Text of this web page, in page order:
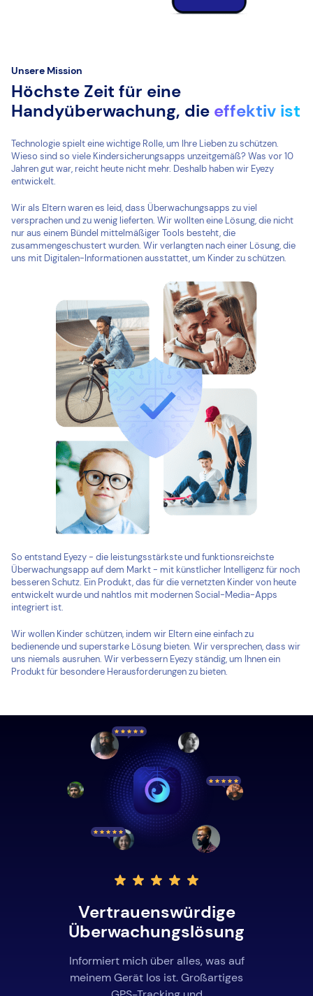
Unsere Mission
Höchste Zeit für eine
Handyüberwachung, die effektiv ist
Technologie spielt eine wichtige Rolle, um Ihre Lieben zu schützen.
Wieso sind so viele Kindersicherungsapps unzeitgemäß? Was vor 10
Jahren gut war, reicht heute nicht mehr. Deshalb haben wir Eyezy
entwickelt.
Wir als Eltern waren es leid, dass Überwachungsapps zu viel
versprachen und zu wenig lieferten. Wir wollten eine Lösung, die nicht
nur aus einem Bündel mittelmäßiger Tools besteht, die
zusammengeschustert wurden. Wir verlangten nach einer Lösung, die
uns mit Digitalen-Informationen ausstattet, um Kinder zu schützen.
So entstand Eyezy - die leistungsstärkste und funktionsreichste
Überwachungsapp auf dem Markt - mit künstlicher Intelligenz für noch
besseren Schutz. Ein Produkt, das für die vernetzten Kinder von heute
entwickelt wurde und nahtlos mit modernen Social-Media-Apps
integriert ist.
Wir wollen Kinder schützen, indem wir Eltern eine einfach zu
bedienende und superstarke Lösung bieten. Wir versprechen, dass wir
uns niemals ausruhen. Wir verbessern Eyezy ständig, um Ihnen ein
Produkt für besondere Herausforderungen zu bieten.
Vertrauenswürdige
Überwachungslösung
Informiert mich über alles, was auf
meinem Gerät los ist. Großartiges